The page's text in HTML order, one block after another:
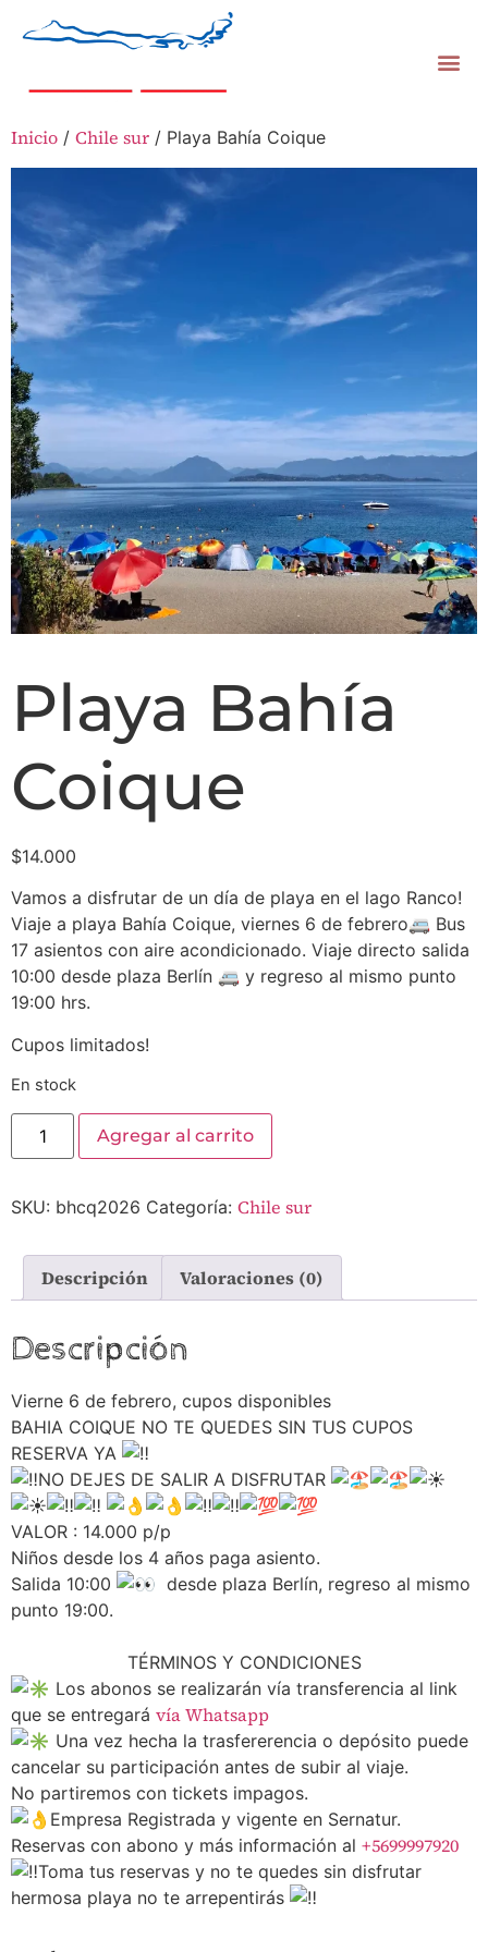
Inicio / Chile sur / Playa Bahía Coique
Playa Bahía
Coique
$14.000
Vamos a disfrutar de un día de playa en el lago Ranco!
Viaje a playa Bahía Coique, viernes 6 de febrero🚐 Bus
17 asientos con aire acondicionado. Viaje directo salida
10:00 desde plaza Berlín 🚐 y regreso al mismo punto
19:00 hrs.
Cupos limitados!
En stock
Agregar al carrito
SKU: bhcq2026 Categoría: Chile sur
Descripción Valoraciones (0)
Descripción
Vierne 6 de febrero, cupos disponibles
BAHIA COIQUE NO TE QUEDES SIN TUS CUPOS
RESERVA YA
NO DEJES DE SALIR A DISFRUTAR
VALOR : 14.000 p/p
Niños desde los 4 años paga asiento.
Salida 10:00
desde plaza Berlín, regreso al mismo
punto 19:00.
TÉRMINOS Y CONDICIONES
Los abonos se realizarán vía transferencia al link
que se entregará vía Whatsapp
Una vez hecha la trasfererencia o depósito puede
cancelar su participación antes de subir al viaje.
No partiremos con tickets impagos.
Empresa Registrada y vigente en Sernatur.
Reservas con abono y más información al +5699997920
Toma tus reservas y no te quedes sin disfrutar
hermosa playa no te arrepentirás